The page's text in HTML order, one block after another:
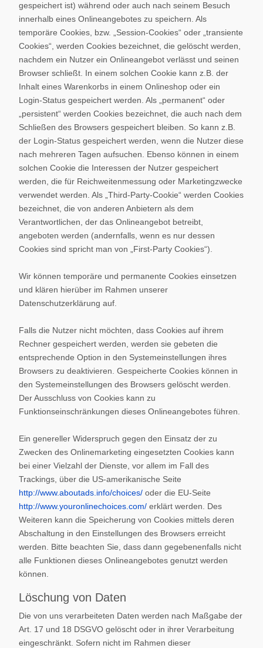
gespeichert ist) während oder auch nach seinem Besuch
innerhalb eines Onlineangebotes zu speichern. Als
temporäre Cookies, bzw. „Session-Cookies“ oder „transiente
Cookies“, werden Cookies bezeichnet, die gelöscht werden,
nachdem ein Nutzer ein Onlineangebot verlässt und seinen
Browser schließt. In einem solchen Cookie kann z.B. der
Inhalt eines Warenkorbs in einem Onlineshop oder ein
Login-Status gespeichert werden. Als „permanent“ oder
„persistent“ werden Cookies bezeichnet, die auch nach dem
Schließen des Browsers gespeichert bleiben. So kann z.B.
der Login-Status gespeichert werden, wenn die Nutzer diese
nach mehreren Tagen aufsuchen. Ebenso können in einem
solchen Cookie die Interessen der Nutzer gespeichert
werden, die für Reichweitenmessung oder Marketingzwecke
verwendet werden. Als „Third-Party-Cookie“ werden Cookies
bezeichnet, die von anderen Anbietern als dem
Verantwortlichen, der das Onlineangebot betreibt,
angeboten werden (andernfalls, wenn es nur dessen
Cookies sind spricht man von „First-Party Cookies“).
Wir können temporäre und permanente Cookies einsetzen
und klären hierüber im Rahmen unserer
Datenschutzerklärung auf.
Falls die Nutzer nicht möchten, dass Cookies auf ihrem
Rechner gespeichert werden, werden sie gebeten die
entsprechende Option in den Systemeinstellungen ihres
Browsers zu deaktivieren. Gespeicherte Cookies können in
den Systemeinstellungen des Browsers gelöscht werden.
Der Ausschluss von Cookies kann zu
Funktionseinschränkungen dieses Onlineangebotes führen.
Ein genereller Widerspruch gegen den Einsatz der zu
Zwecken des Onlinemarketing eingesetzten Cookies kann
bei einer Vielzahl der Dienste, vor allem im Fall des
Trackings, über die US-amerikanische Seite
http://www.aboutads.info/choices/ oder die EU-Seite
http://www.youronlinechoices.com/ erklärt werden. Des
Weiteren kann die Speicherung von Cookies mittels deren
Abschaltung in den Einstellungen des Browsers erreicht
werden. Bitte beachten Sie, dass dann gegebenenfalls nicht
alle Funktionen dieses Onlineangebotes genutzt werden
können.
Löschung von Daten
Die von uns verarbeiteten Daten werden nach Maßgabe der
Art. 17 und 18 DSGVO gelöscht oder in ihrer Verarbeitung
eingeschränkt. Sofern nicht im Rahmen dieser